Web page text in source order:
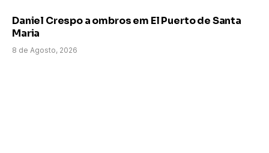
Daniel Crespo a ombros em El Puerto de Santa
Maria
8 de Agosto, 2026